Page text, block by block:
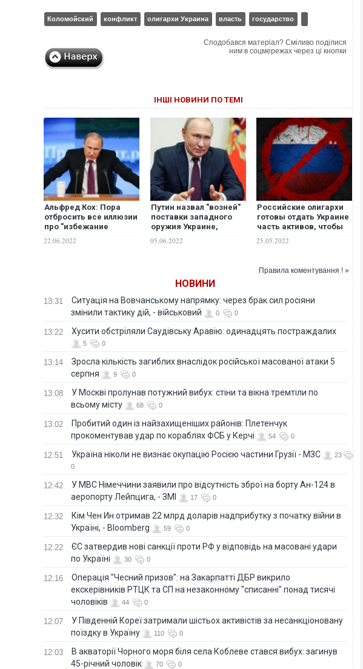
Коломойский конфликт олигархи Украина власть государство
Сподобався матеріал? Сміливо поділися
ним в соцмережах через ці кнопки
ІНШІ НОВИНИ ПО ТЕМІ
Альфред Кох: Пора
отбросить все иллюзии
про "избежание
эскалации конфликта".
Путин уже давно
22.06.2022
Путин назвал "возней"
поставки западного
оружия Украине,
которая лишь
затягивает "конфликт"
05.06.2022
Российские олигархи
готовы отдать Украине
часть активов, чтобы
выйти из-под санкций
– СМИ
25.05.2022
Правила коментування ! »
НОВИНИ
13:31
Ситуація на Вовчанському напрямку: через брак сил росіяни
змінили тактику дій, - військовий
0 0
13:22 Хусити обстріляли Саудівську Аравію: одинадцять постраждалих
5 0
13:14
Зросла кількість загиблих внаслідок російської масованої атаки 5
серпня
9 0
13:08
У Москві пролунав потужний вибух: стіни та вікна тремтіли по
всьому місту
68 0
13:02
Пробитий один із найзахищеніших районів: Плетенчук
прокоментував удар по кораблях ФСБ у Керчі
54 0
12:51 Україна ніколи не визнає окупацію Росією частини Грузії - МЗС
23
0
12:42
У МВС Німеччини заявили про відсутність зброї на борту Ан-124 в
аеропорту Лейпцига, - ЗМІ
17 0
12:32
Кім Чен Ин отримав 22 млрд доларів надприбутку з початку війни в
Україні, - Bloomberg
59 0
12:22
ЄС затвердив нові санкції проти РФ у відповідь на масовані удари
по Україні
30 0
12:16
Операція "Чесний призов": на Закарпатті ДБР викрило
екскерівників РТЦК та СП на незаконному "списанні" понад тисячі
чоловіків
44 0
12:07
У Південній Кореї затримали шістьох активістів за несанкціоновану
поїздку в Україну
110 0
12:03
В акваторії Чорного моря біля села Коблеве стався вибух: загинув
45-річний чоловік
70 0